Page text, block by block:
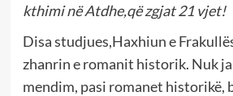
kthimi në Atdhe,që zgjat 21 vjet!
Disa studjues,Haxhiun e
zhanrin e romanit historik. Nuk
mendim, pasi romanet historikë,